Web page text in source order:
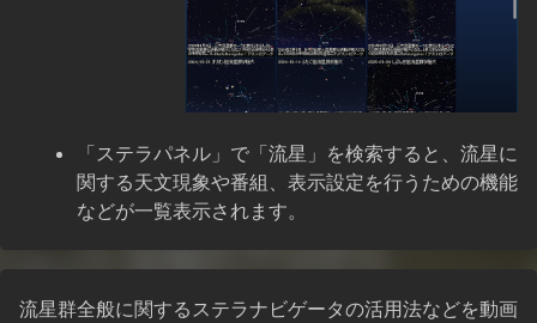
「ステラパネル」で「流星」を検索すると、流星に
関する天文現象や番組、表示設定を行うための機能
などが一覧表示されます。
流星群全般に関するステラナビゲータの活用法などを動画